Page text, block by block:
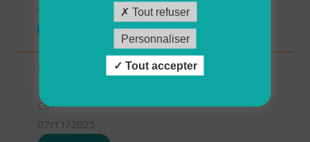
Responsable du développement (H/F)
CDI
07/11/2025
Tout refuser
Personnaliser
Tout accepter